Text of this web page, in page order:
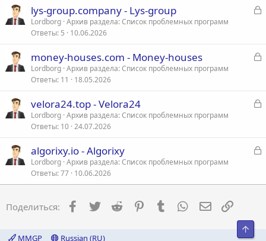
З
lys-group.company - Lys-group
Lordborg Архив раздела: Список проблемных программ
Ответы 5 10.06.2026
З
money-houses.com - Money-houses
Lordborg Архив раздела: Список проблемных программ
Ответы 11 18.05.2026
З
velora24.top - Velora24
Lordborg Архив раздела: Список проблемных программ
Ответы 10 24.07.2026
З
р
algorixy.io - Algorixy
Lordborg Архив раздела: Список проблемных программ
Ответы 77 10.06.2026
Поделиться: Facebook
Twitter Reddit PinterestTumblr WhatsApp
MMGP Russian (RU)